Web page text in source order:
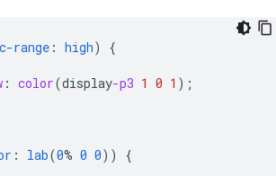
range : high)
{
: color(display-p3 1 0 1 );
: lab(0% 0 0))
{